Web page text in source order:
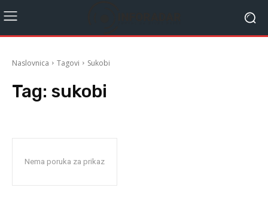
Naslovnica Tagovi Sukobi
Tag: sukobi
Nema poruka za prikaz